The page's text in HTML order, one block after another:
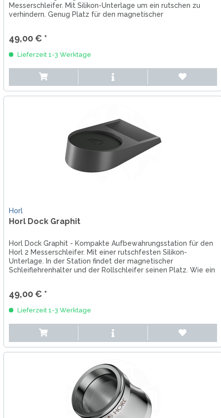
Messerschleifer. Mit Silikon-Unterlage um ein rutschen zu
verhindern. Genug Platz für den magnetischer
49,00 € *
Lieferzeit 1-3 Werktage
Horl
Horl Dock Graphit
Horl Dock Graphit - Kompakte Aufbewahrungsstation für den
Horl 2 Messerschleifer. Mit einer rutschfesten Silikon-
Unterlage. In der Station findet der magnetischer
Schleiflehrenhalter und der Rollschleifer seinen Platz. Wie ein
49,00 € *
Lieferzeit 1-3 Werktage